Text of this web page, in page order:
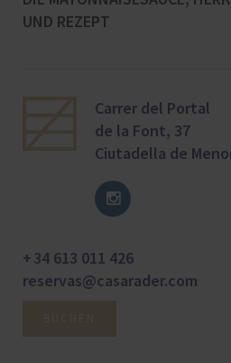
UND REZEPT
Carrer del Portal
de la Font, 37
Ciutadella de
+ 34 613 011 426
reservas@casarader.com